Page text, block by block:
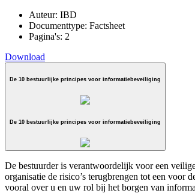
Auteur: IBD
Documenttype: Factsheet
Pagina's: 2
Download
De 10 bestuurlijke principes voor informatiebeveiliging
De 10 bestuurlijke principes voor informatiebeveiliging
De bestuurder is verantwoordelijk voor een
organisatie de risico’s terugbrengen tot een voor
vooral over u en uw rol bij het borgen van